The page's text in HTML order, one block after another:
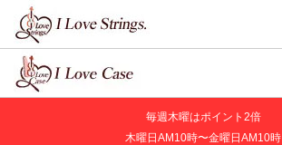
毎週木曜はポイント2倍
木曜日AM10時〜金曜日AM10時